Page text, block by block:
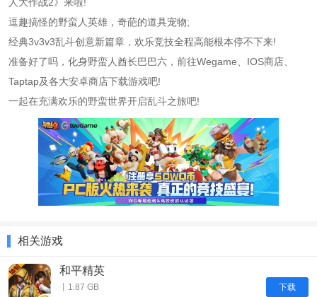
逗趣搞怪的野蛮人英雄，奇葩的道具宠物;
经典3v3v3乱斗创意新篇章，欢乐竞技全程高能根本停不下来!
准备好了吗，化身野蛮人酋长巴巴六，前往Wegame、IOS商店、
Taptap及各大安卓商店下载游戏吧!
一起在充满欢乐的野蛮世界开启乱斗之旅吧!
相关游戏
下载
和平精英
丨1.87 GB